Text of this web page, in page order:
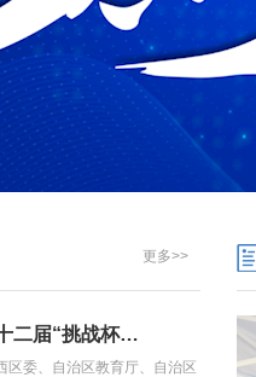
更多>>
二届“挑战杯…
区委、自治区教育厅、自治区